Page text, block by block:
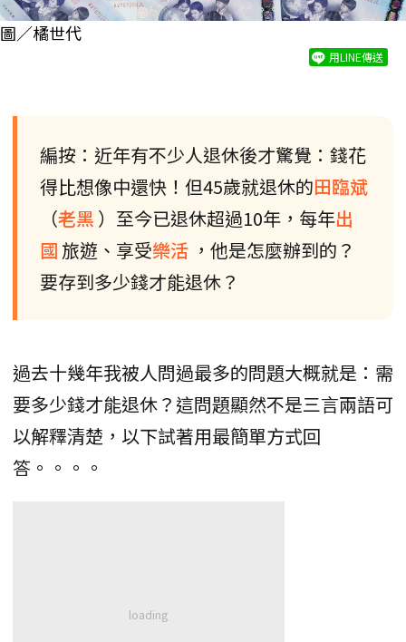
圖／橘世代
用LINE傳送
編按：近年有不少人退休後才驚覺：錢花
得比想像中還快！但45歲就退休的田臨斌
（老黑 ）至今已退休超過10年，每年出
國 旅遊、享受樂活 ，他是怎麼辦到的？
要存到多少錢才能退休？
過去十幾年我被人問過最多的問題大概就是：需
要多少錢才能退休？這問題顯然不是三言兩語可
以解釋清楚，以下試著用最簡單方式回
答。。。。